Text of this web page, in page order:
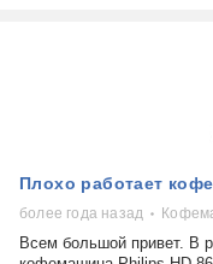
Плохо работает
более года назад
Всем большой привет. В